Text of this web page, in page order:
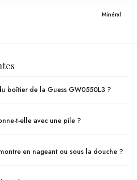
Minéral
boîtier de la Guess GW0550L3 ?
t-elle avec une pile ?
en nageant ou sous la douche ?